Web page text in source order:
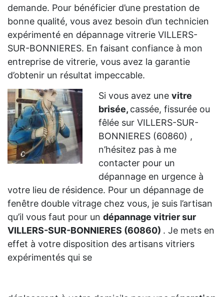
demande. Pour bénéficier d’une prestation de
bonne qualité, vous avez besoin d’un technicien
expérimenté en dépannage vitrerie VILLERS-
SUR-BONNIERES. En faisant confiance à mon
entreprise de vitrerie, vous avez la garantie
d’obtenir un résultat impeccable.
Si vous avez unevitre
brisée, cassée, fissurée ou
fêlée sur VILLERS-SUR-
BONNIERES (60860) ,
n’hésitez pas à me
contacter pour un
dépannage en urgence à
votre lieu de résidence. Pour un dépannage de
fenêtre double vitrage chez vous, je suis l’artisan
qu’il vous faut pour un dépannage vitrier sur
VILLERS-SUR-BONNIERES (60860) . Je mets en
effet à votre disposition des artisans vitriers
expérimentés qui se